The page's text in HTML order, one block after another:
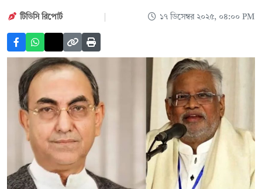
টিডিসি রিপোর্ট ১৭ ডিসেম্বর ২০২৫, ০৪:০০ PM